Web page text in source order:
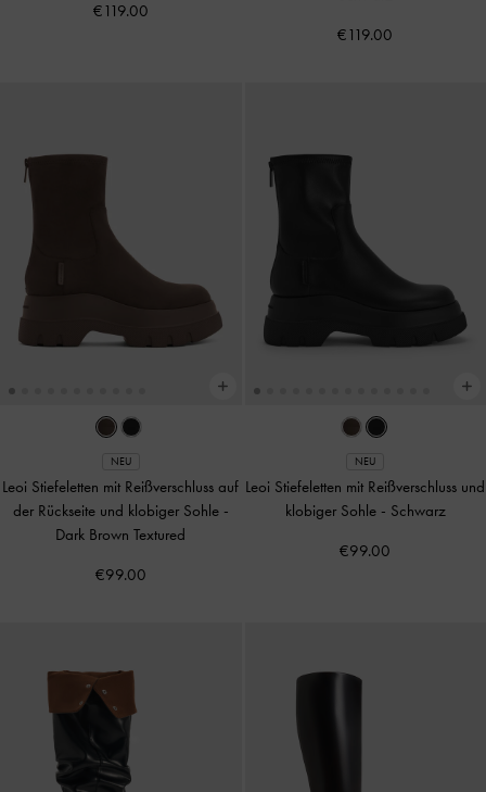
€119.00
€119.00
NEU
Leoi Stiefeletten mit Reißverschluss auf
der Rückseite und klobiger Sohle -
Dark Brown Textured
€99.00
NEU
Leoi Stiefeletten mit Reißverschluss und
klobiger Sohle - Schwarz
€99.00